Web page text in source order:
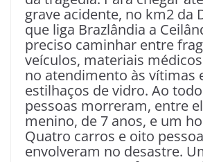
grave acidente, no km2 da
que liga Brazlândia a
preciso caminhar entre
veículos, materiais
no atendimento às vítimas
estilhaços de vidro. Ao
pessoas morreram, entre
menino, de 7 anos, e um
Quatro carros e oito
envolveram no desastre.